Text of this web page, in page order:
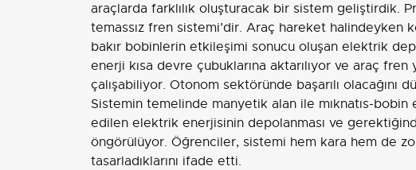
araçlarda farklılık oluşturacak bir sistem geliştirdik.
temassız fren sistemi’dir. Araç hareket halindeyken
bakır bobinlerin etkileşimi sonucu oluşan elektrik
enerji kısa devre çubuklarına aktarılıyor ve araç
çalışabiliyor. Otonom sektöründe başarılı olacağını
Sistemin temelinde manyetik alan ile mıknatıs-
edilen elektrik enerjisinin depolanması ve
öngörülüyor. Öğrenciler, sistemi hem kara hem de
tasarladıklarını ifade etti.